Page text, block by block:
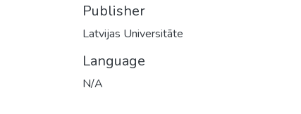
Publisher
Latvijas Universitāte
Language
N/A